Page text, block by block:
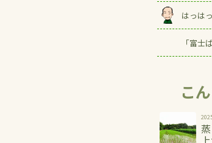
はっは
「富士
こ